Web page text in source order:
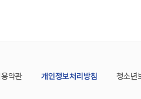
용약관 개인정보처리방침 청소년